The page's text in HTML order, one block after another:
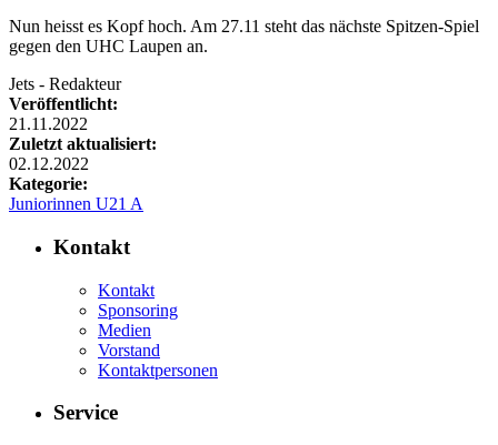
Nun heisst es Kopf hoch. Am 27.11 steht das nächste Spitzen-Spiel
gegen den UHC Laupen an.
Jets - Redakteur
Veröffentlicht:
21.11.2022
Zuletzt aktualisiert:
02.12.2022
Kategorie:
Juniorinnen U21 A
Kontakt
Kontakt
Sponsoring
Medien
Vorstand
Kontaktpersonen
Service